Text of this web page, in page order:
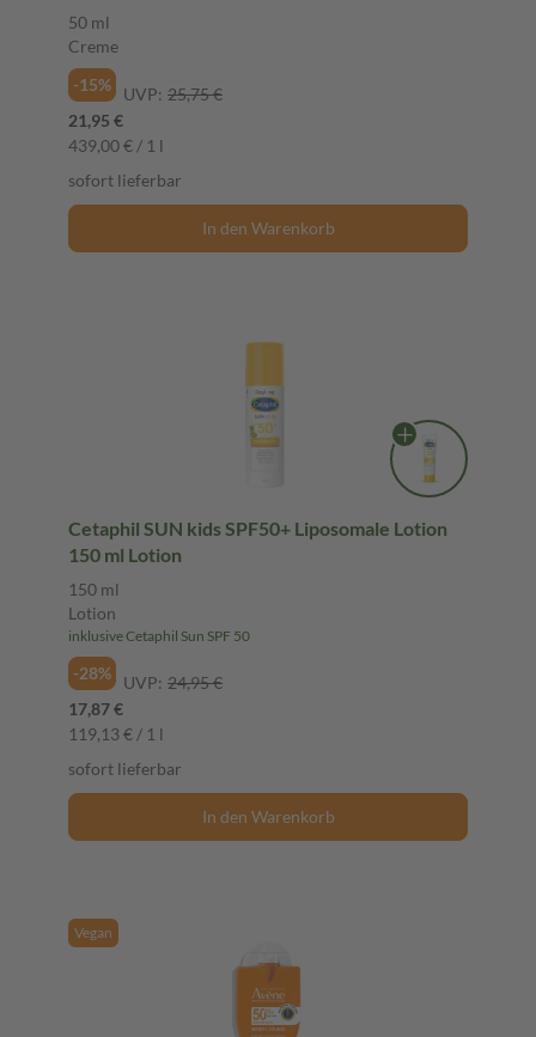
50+ 50 ml Creme
50 ml
Creme
-15%
UVP: 25,75 €
21,95 €
439,00 € / 1 l
sofort lieferbar
In den Warenkorb
Cetaphil SUN kids SPF50+ Liposomale Lotion
150 ml Lotion
150 ml
Lotion
inklusive Cetaphil Sun SPF 50
-28% UVP: 24,95 €
17,87 €
119,13 € / 1 l
sofort lieferbar
In den Warenkorb
Vegan